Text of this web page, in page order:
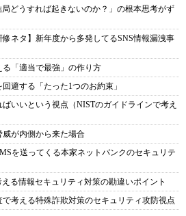
どうすれば起きないのか？」の根本思考がず
修ネタ】新年度から多発してるSNS情報漏洩事
「適当で最強」の作り方
避する「たった1つのお約束」
いいという視点（NISTのガイドラインで考え
が内側から来た場合
を送ってくる本家ネットバンクのセキュリテ
る情報セキュリティ対策の勘違いポイント
で考える特殊詐欺対策のセキュリティ攻防視点